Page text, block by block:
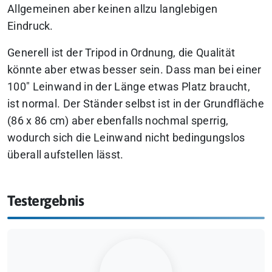
Allgemeinen aber keinen allzu langlebigen
Eindruck.
Generell ist der Tripod in Ordnung, die Qualität
könnte aber etwas besser sein. Dass man bei einer
100″ Leinwand in der Länge etwas Platz braucht,
ist normal. Der Ständer selbst ist in der Grundfläche
(86 x 86 cm) aber ebenfalls nochmal sperrig,
wodurch sich die Leinwand nicht bedingungslos
überall aufstellen lässt.
Testergebnis